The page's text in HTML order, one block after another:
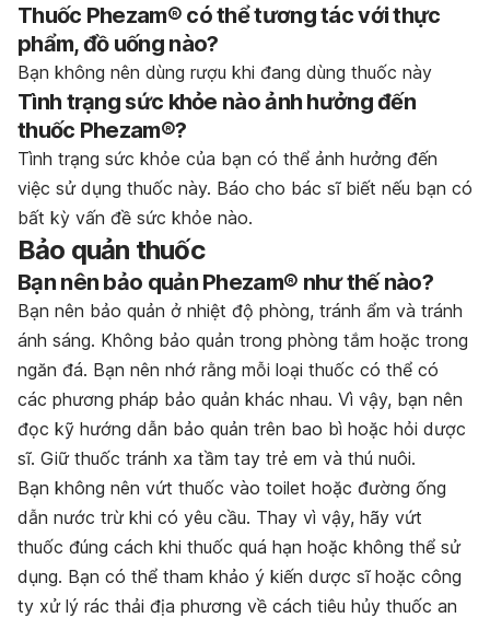
Thuốc Phezam® có thể tương tác với thực
phẩm, đồ uống nào?
Bạn không nên dùng rượu khi đang dùng thuốc này
Tình trạng sức khỏe nào ảnh hưởng đến
thuốc Phezam®?
Tình trạng sức khỏe của bạn có thể ảnh hưởng đến
việc sử dụng thuốc này. Báo cho bác sĩ biết nếu bạn có
bất kỳ vấn đề sức khỏe nào.
Bảo quản thuốc
Bạn nên bảo quản Phezam® như thế nào?
Bạn nên bảo quản ở nhiệt độ phòng, tránh ẩm và tránh
ánh sáng. Không bảo quản trong phòng tắm hoặc trong
ngăn đá. Bạn nên nhớ rằng mỗi loại thuốc có thể có
các phương pháp bảo quản khác nhau. Vì vậy, bạn nên
đọc kỹ hướng dẫn bảo quản trên bao bì hoặc hỏi dược
sĩ. Giữ thuốc tránh xa tầm tay trẻ em và thú nuôi.
Bạn không nên vứt thuốc vào toilet hoặc đường ống
dẫn nước trừ khi có yêu cầu. Thay vì vậy, hãy vứt
thuốc đúng cách khi thuốc quá hạn hoặc không thể sử
dụng. Bạn có thể tham khảo ý kiến dược sĩ hoặc công
ty xử lý rác thải địa phương về cách tiêu hủy thuốc an